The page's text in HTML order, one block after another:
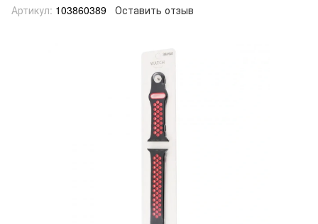
Артикул: 103860389 Оставить отзыв